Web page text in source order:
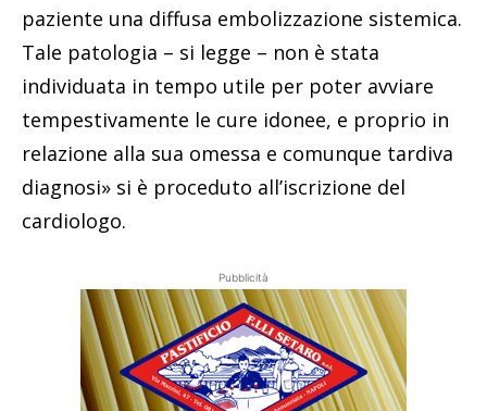
paziente una diffusa embolizzazione sistemica.
Tale patologia – si legge – non è stata
individuata in tempo utile per poter avviare
tempestivamente le cure idonee, e proprio in
relazione alla sua omessa e comunque tardiva
diagnosi» si è proceduto all’iscrizione del
cardiologo.
Pubblicità